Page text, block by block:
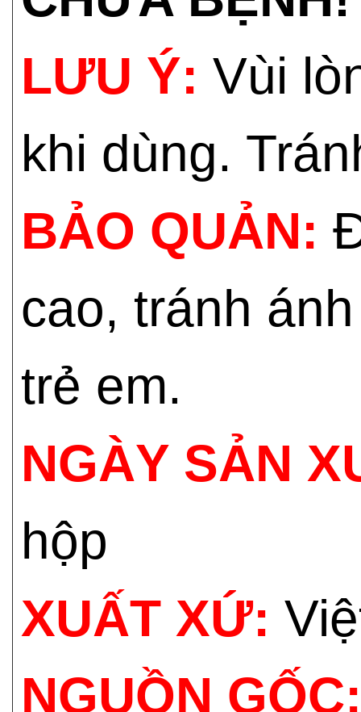
LƯU Ý: Vùi
khi dùng.
BẢO QUẢN:
cao, tránh
trẻ em.
NGÀY SẢN
hộp
XUẤT XỨ:
NGUỒN GỐC: